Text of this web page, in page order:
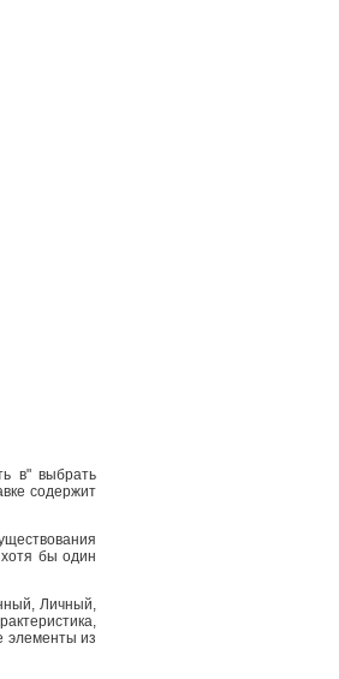
в" выбрать
содержит
бы один
Личный,
элементы из